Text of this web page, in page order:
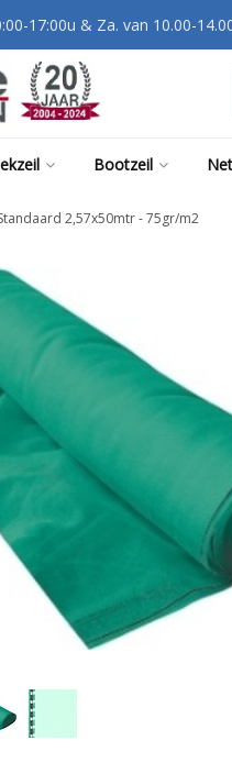
17:00u & Za. van 10.00-
Bootzeil
2,57x50mtr - 75gr/m2